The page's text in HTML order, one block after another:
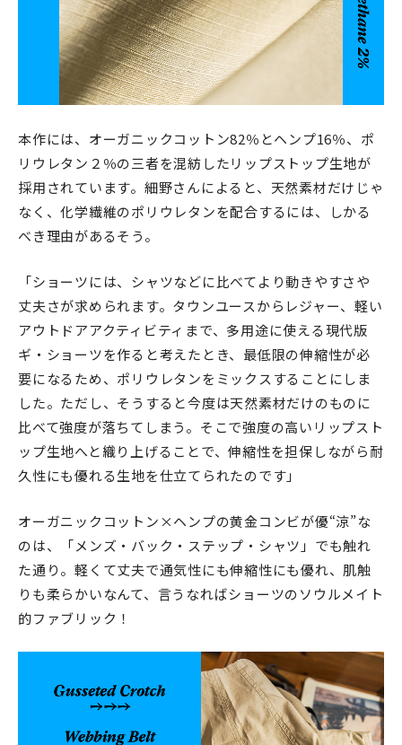
本作には、オーガニックコットン82％とヘンプ16％、ポ
リウレタン２％の三者を混紡したリップストップ生地が
採用されています。細野さんによると、天然素材だけじゃ
なく、化学繊維のポリウレタンを配合するには、しかる
べき理由があるそう。
「ショーツには、シャツなどに比べてより動きやすさや
丈夫さが求められます。タウンユースからレジャー、軽い
アウトドアアクティビティまで、多用途に使える現代版
ギ・ショーツを作ると考えたとき、最低限の伸縮性が必
要になるため、ポリウレタンをミックスすることにしま
した。ただし、そうすると今度は天然素材だけのものに
比べて強度が落ちてしまう。そこで強度の高いリップスト
ップ生地へと織り上げることで、伸縮性を担保しながら耐
久性にも優れる生地を仕立てられたのです」
オーガニックコットン×ヘンプの黄金コンビが優“涼”な
のは、「メンズ・バック・ステップ・シャツ」でも触れ
た通り。軽くて丈夫で通気性にも伸縮性にも優れ、肌触
りも柔らかいなんて、言うなればショーツのソウルメイト
的ファブリック！